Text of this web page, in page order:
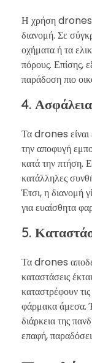
Η χρήση drones
διανομή. Σε
οχήματα ή τα
πόρους. Επίσης,
παράδοση πιο
4.
Τα drones είναι
την αποφυγή
κατά την πτήση.
κατάλληλες
Έτσι, η διανομή
για ευαίσθητα
5.
Τα drones
καταστάσεις
καταστρέφουν
φάρμακα άμεσα.
διάρκεια της
επαφή,